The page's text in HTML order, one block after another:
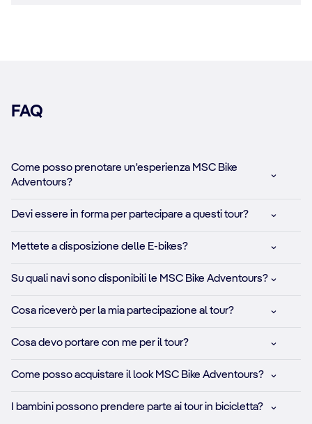
FAQ
Come posso prenotare un'esperienza MSC Bike
Adventours?
Devi essere in forma per partecipare a questi tour?
Mettete a disposizione delle E-bikes?
Su quali navi sono disponibili le MSC Bike Adventours?
Cosa riceverò per la mia partecipazione al tour?
Cosa devo portare con me per il tour?
Come posso acquistare il look MSC Bike Adventours?
I bambini possono prendere parte ai tour in bicicletta?